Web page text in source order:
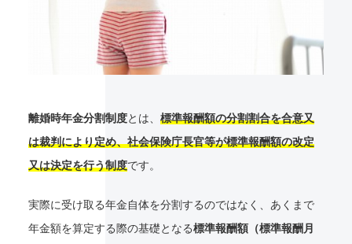
離婚時年金分割制度とは、 標準報酬額の分割割合を合意又
は裁判により定め、社会保険庁長官等が標準報酬額の改定
又は決定を行う制度です。
実際に受け取る年金自体を分割するのではなく、あくまで
年金額を算定する際の基礎となる標準報酬額（標準報酬月